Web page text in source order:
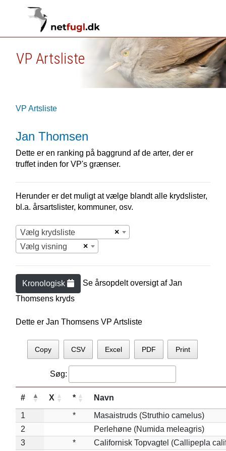
VP Artsliste
VP Artsliste
Jan Thomsen
Dette er en ranking på baggrund af de arter, der er
truffet inden for VP's grænser.
Herunder er det muligt at vælge blandt alle krydslister,
bl.a. årsartslister, kommuner, osv.
×
Vælg krydsliste
×
Vælg visning
Kronologisk Se årsopdelt oversigt afJan
Thomsens kryds
Dette er Jan Thomsens VP Artsliste
Copy CSV Excel PDF Print
Søg:
# X * Navn
1 *
Masaistruds (Struthio camelus)
2
Perlehøne (Numida meleagris)
3
*
Californisk Topvagtel (Callipepla